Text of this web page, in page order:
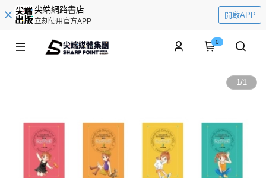
尖端網路書店
立刻使用官方APP
開啟APP
0
1/1